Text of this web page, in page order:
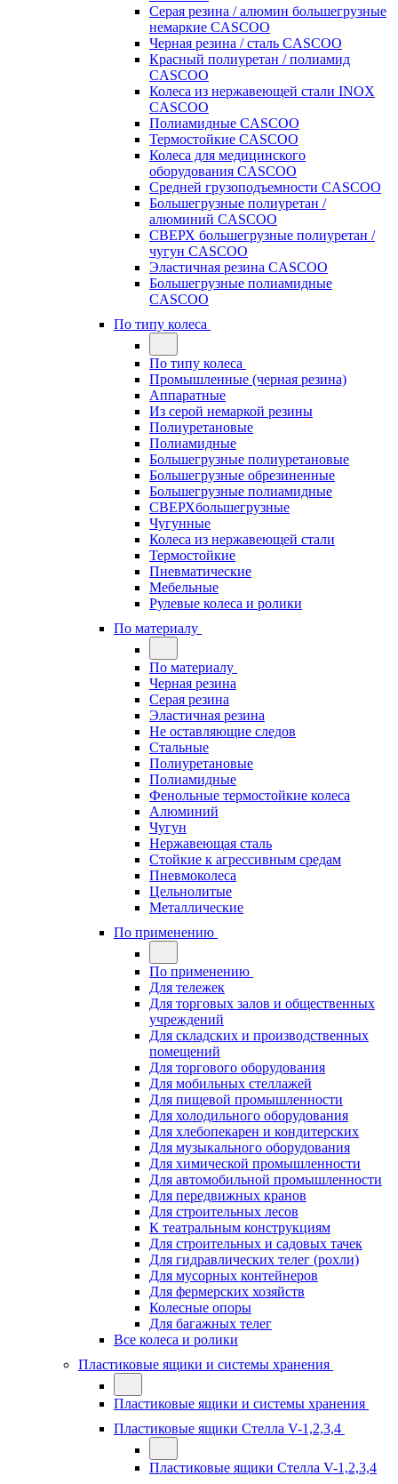
Серая резина / алюмин большегрузные
немаркие CASCOO
Черная резина / сталь CASCOO
Красный полиуретан / полиамид
CASCOO
Колеса из нержавеющей стали INOX
CASCOO
Полиамидные CASCOO
Термостойкие CASCOO
Колеса для медицинского
оборудования CASCOO
Средней грузоподъемности CASCOO
Большегрузные полиуретан /
алюминий CASCOO
СВЕРХ большегрузные полиуретан /
чугун CASCOO
Эластичная резина CASCOO
Большегрузные полиамидные
CASCOO
По типу колеса
По типу колеса
Промышленные (черная резина)
Аппаратные
Из серой немаркой резины
Полиуретановые
Полиамидные
Большегрузные полиуретановые
Большегрузные обрезиненные
Большегрузные полиамидные
СВЕРХбольшегрузные
Чугунные
Колеса из нержавеющей стали
Термостойкие
Пневматические
Мебельные
Рулевые колеса и ролики
По материалу
По материалу
Черная резина
Серая резина
Эластичная резина
Не оставляющие следов
Стальные
Полиуретановые
Полиамидные
Фенольные термостойкие колеса
Алюминий
Чугун
Нержавеющая сталь
Стойкие к агрессивным средам
Пневмоколеса
Цельнолитые
Металлические
По применению
По применению
Для тележек
Для торговых залов и общественных
учреждений
Для складских и производственных
помещений
Для торгового оборудования
Для мобильных стеллажей
Для пищевой промышленности
Для холодильного оборудования
Для хлебопекарен и кондитерских
Для музыкального оборудования
Для химической промышленности
Для автомобильной промышленности
Для передвижных кранов
Для строительных лесов
К театральным конструкциям
Для строительных и садовых тачек
Для гидравлических телег (рохли)
Для мусорных контейнеров
Для фермерских хозяйств
Колесные опоры
Для багажных телег
Все колеса и ролики
Пластиковые ящики и системы хранения
Пластиковые ящики и системы хранения
Пластиковые ящики Стелла V-1,2,3,4
Пластиковые ящики Стелла V-1,2,3,4